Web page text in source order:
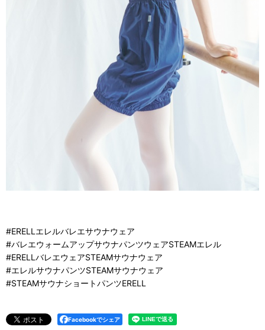
#ERELLエレルバレエサウナウェア
#バレエウォームアップサウナパンツウェアSTEAMエレル
#ERELLバレエウェアSTEAMサウナウェア
#エレルサウナパンツSTEAMサウナウェア
#STEAMサウナショートパンツERELL
Facebookでシェア